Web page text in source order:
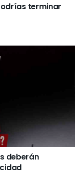
terminar
deberán